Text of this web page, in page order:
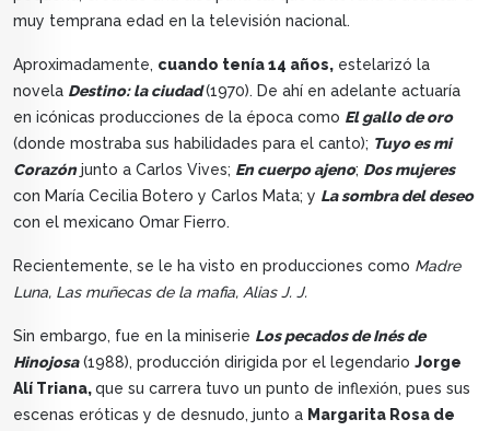
muy temprana edad en la televisión nacional.
Aproximadamente, cuando tenía 14 años, estelarizó la
novela Destino: la ciudad(1970). De ahí en adelante actuaría
en icónicas producciones de la época como El gallo de oro
(donde mostraba sus habilidades para el canto); Tuyo es mi
Corazónjunto a Carlos Vives; En cuerpo ajeno; Dos mujeres
con María Cecilia Botero y Carlos Mata; y La sombra del deseo
con el mexicano Omar Fierro.
Recientemente, se le ha visto en producciones como Madre
Luna, Las muñecas de la mafia, Alias J. J.
Sin embargo, fue en la miniserie Los pecados de Inés de
Hinojosa(1988), producción dirigida por el legendario Jorge
Alí Triana,que su carrera tuvo un punto de inflexión, pues sus
escenas eróticas y de desnudo, junto a Margarita Rosa de